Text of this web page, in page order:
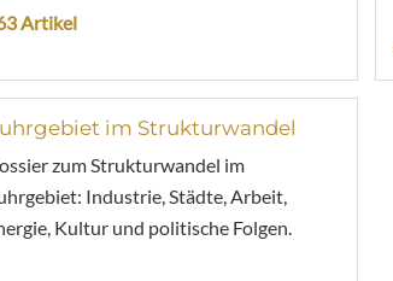
Artikel
im Strukturwandel
zum Strukturwandel im
Industrie, Städte, Arbeit,
Kultur und politische Folgen.